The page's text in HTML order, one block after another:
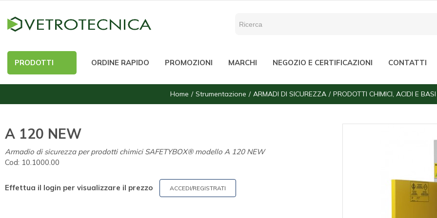
PRODOTTI ORDINE RAPIDO PROMOZIONI MARCHI NEGOZIO E CERTIFICAZIONI CONTATTI
Home Strumentazione ARMADI DI SICUREZZA PRODOTTI CHIMICI, ACIDI E BASI
A 120 NEW
Armadio di sicurezza per prodotti chimici SAFETYBOX® modello A 120 NEW
Cod: 10.1000.00
Effettua il login per visualizzare il prezzo ACCEDI/REGISTRATI